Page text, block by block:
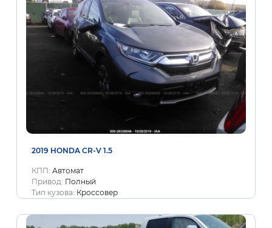
2019 HONDA CR-V 1.5
КПП: Автомат
Привод: Полный
Тип кузова: Кроссовер